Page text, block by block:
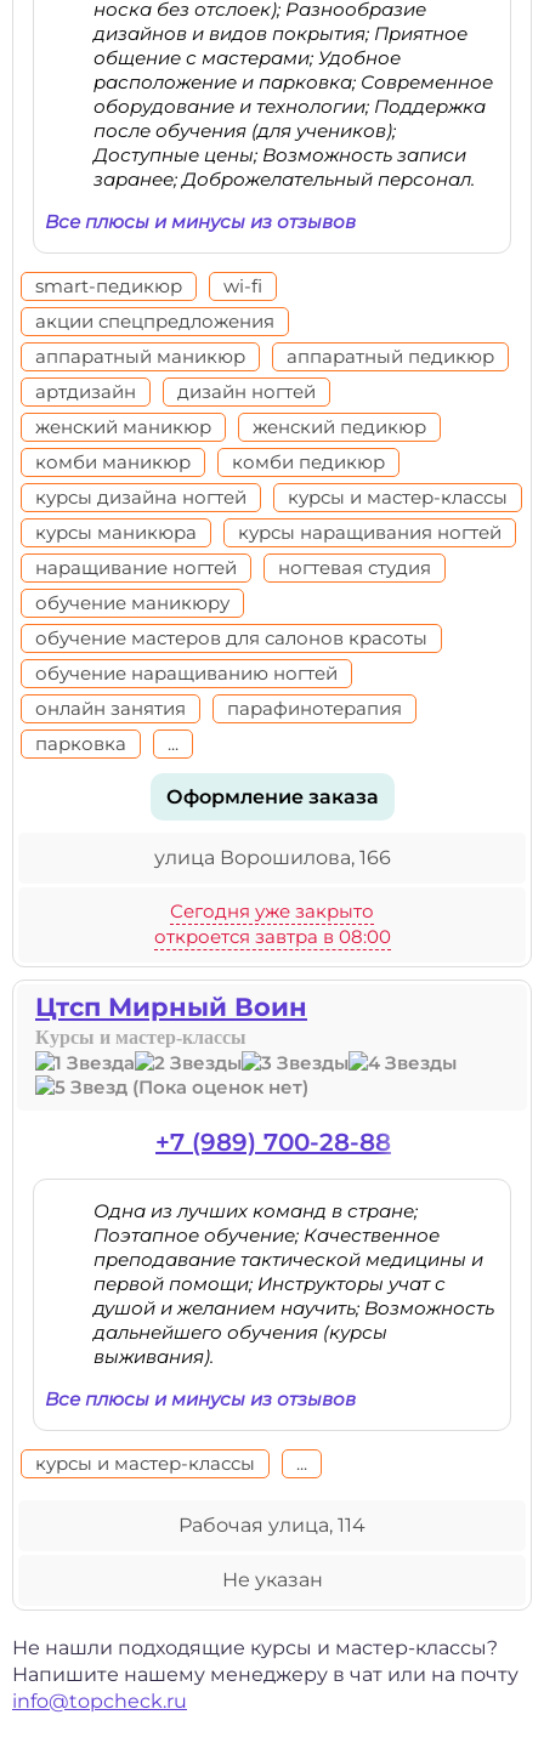
носка без отслоек); Разнообразие
дизайнов и видов покрытия; Приятное
общение с мастерами; Удобное
расположение и парковка; Современное
оборудование и технологии; Поддержка
после обучения (для учеников);
Доступные цены; Возможность записи
заранее; Доброжелательный персонал.
Все плюсы и минусы из отзывов
smart-педикюр
wi-fi
акции спецпредложения
аппаратный маникюр
аппаратный педикюр
артдизайн
дизайн ногтей
женский маникюр
женский педикюр
комби маникюр
комби педикюр
курсы дизайна ногтей
курсы и мастер-классы
курсы маникюра
курсы наращивания ногтей
наращивание ногтей
ногтевая студия
обучение маникюру
обучение мастеров для салонов красоты
обучение наращиванию ногтей
онлайн занятия
парафинотерапия
парковка
...
Оформление заказа
улица Ворошилова, 166
Сегодня уже закрыто
откроется завтра в 08:00
Цтсп Мирный Воин
Курсы и мастер-классы
(Пока оценок нет)
+7 (989) 700-28-88
Одна из лучших команд в стране;
Поэтапное обучение; Качественное
преподавание тактической медицины и
первой помощи; Инструкторы учат с
душой и желанием научить; Возможность
дальнейшего обучения (курсы
выживания).
Все плюсы и минусы из отзывов
курсы и мастер-классы ...
Рабочая улица, 114
Не указан
Не нашли подходящие курсы и мастер-классы?
Напишите нашему менеджеру в чат или на почту
info@topcheck.ru